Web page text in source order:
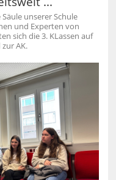
unserer Schule
und Experten von
sich die 3. KLassen auf
AK.